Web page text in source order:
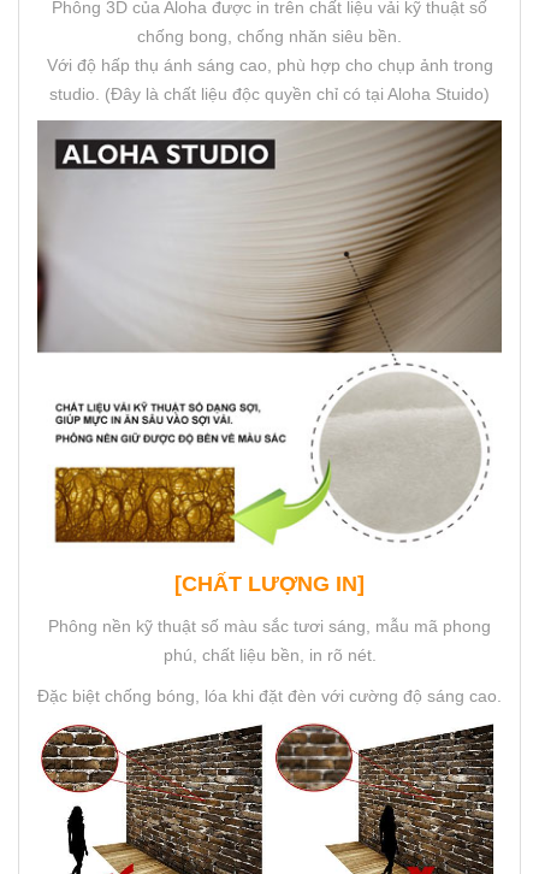
Phông 3D của Aloha được in trên chất liệu vải kỹ thuật số
chống bong, chống nhăn siêu bền.
Với độ hấp thụ ánh sáng cao, phù hợp cho chụp ảnh trong
studio. (Đây là chất liệu độc quyền chỉ có tại Aloha Stuido)
[CHẤT LƯỢNG IN]
Phông nền kỹ thuật số màu sắc tươi sáng, mẫu mã phong
phú, chất liệu bền, in rõ nét.
Đặc biệt chống bóng, lóa khi đặt đèn với cường độ sáng cao.